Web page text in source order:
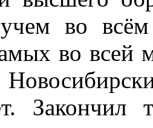
во
во всей
Закончил